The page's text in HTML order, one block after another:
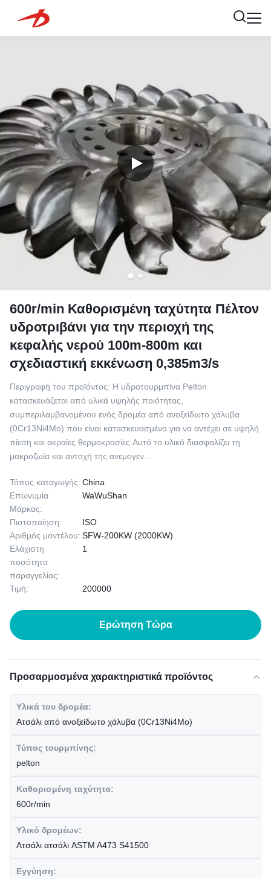
600r/min Καθορισμένη ταχύτητα Πέλτον
υδροτριβάνι για την περιοχή της
κεφαλής νερού 100m-800m και
σχεδιαστική εκκένωση 0,385m3/s
Περιγραφή του προϊόντος: Η υδροτουρμπίνα Pelton
κατασκευάζεται από υλικά υψηλής ποιότητας,
συμπεριλαμβανομένου ενός δρομέα από ανοξείδωτο χάλυβα
(0Cr13Ni4Mo) που είναι κατασκευασμένο για να αντέχει σε υψηλή
πίεση και ακραίες θερμοκρασίες.Αυτό το υλικό διασφαλίζει τη
μακροζωία και αντοχή της ανεμογεν...
Τόπος καταγωγής: China
Επωνυμία
Μάρκας:
WaWuShan
Πιστοποίηση:
ISO
Αριθμός μοντέλου: SFW-200KW (2000KW)
Ελάχιστη
ποσότητα
παραγγελίας:
1
Τιμή: 200000
Ερώτηση Τώρα
Προσαρμοσμένα χαρακτηριστικά προϊόντος
Υλικά του δρομέα:
Ατσάλι από ανοξείδωτο χάλυβα (0Cr13Ni4Mo)
Τύπος τουρμπίνης:
pelton
Καθορισμένη ταχύτητα:
600r/min
Υλικό δρομέων:
Ατσάλι ατσάλι ASTM A473 S41500
Εγγύηση: